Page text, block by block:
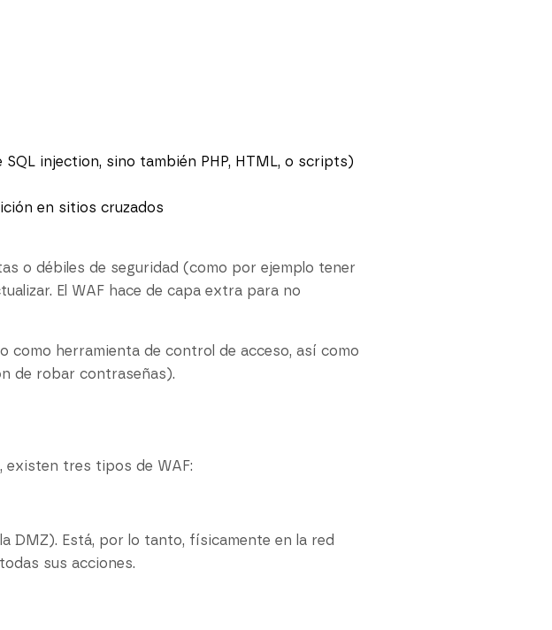
injection, sino también PHP, HTML, o scripts)
en sitios cruzados
o débiles de seguridad (como por ejemplo tener
El WAF hace de capa extra para no
como herramienta de control de acceso, así como
de robar contraseñas).
existen tres tipos de WAF:
DMZ). Está, por lo tanto, físicamente en la red
sus acciones.